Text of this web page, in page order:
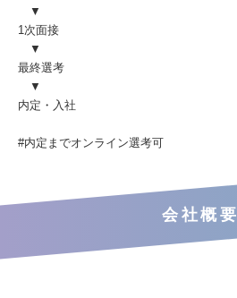
▼
1次面接
▼
最終選考
▼
内定・入社
#内定までオンライン選考可
会社概要